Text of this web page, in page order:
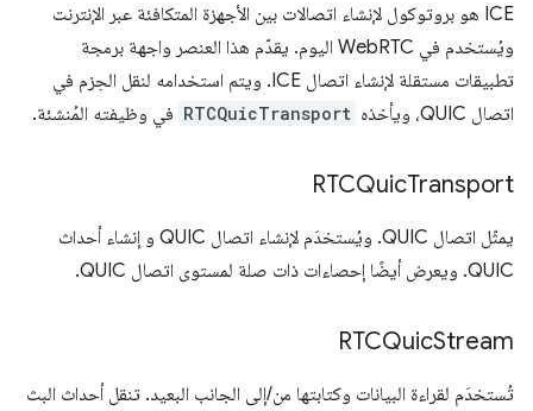
‫ICE هو بروتوكول لإنشاء اتصالات بين الأجهزة المتكافئة عبر الإنترنت
ويُستخدم في WebRTC اليوم. يقدّم هذا العنصر واجهة برمجة
تطبيقات مستقلة لإنشاء اتصال ICE. ويتم استخدامه لنقل الحِزم في
اتصال QUIC، ويأخذه
RTCQuicTransport في وظيفته المُنشئة.
RTCQuicTransport
يمثّل اتصال QUIC. ويُستخدَم لإنشاء اتصال QUIC و إنشاء أحداث
QUIC. ويعرض أيضًا إحصاءات ذات صلة لمستوى اتصال QUIC.
RTCQuicStream
تُستخدَم لقراءة البيانات وكتابتها من/إلى الجانب البعيد. تنقل أحداث البث